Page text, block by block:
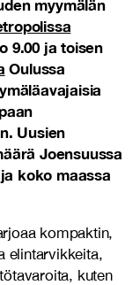
myymälän
9.00 ja toisen
Oulussa
Uusien
Joensuussa
koko maassa
kompaktin,
elintarvikkeita,
kuten